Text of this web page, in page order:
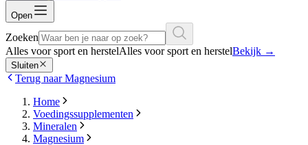
Open
Zoeken
Alles voor sport en herstelAlles voor sport en herstelBekijk →
Sluiten
Terug naar Magnesium
Home
Voedingssupplementen
Mineralen
Magnesium